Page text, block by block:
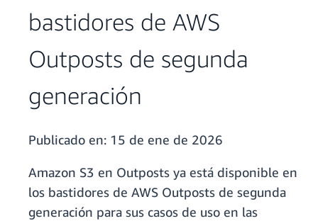
bastidores de AWS
Outposts de segunda
generación
Publicado en: 15 de ene de 2026
Amazon S3 en Outposts ya está disponible en
los bastidores de AWS Outposts de segunda
generación para sus casos de uso en las